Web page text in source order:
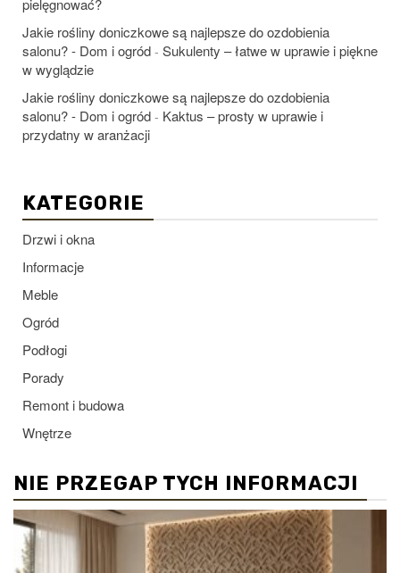
pielęgnować?
Jakie rośliny doniczkowe są najlepsze do ozdobienia
salonu? - Dom i ogród - Sukulenty – łatwe w uprawie i piękne
w wyglądzie
Jakie rośliny doniczkowe są najlepsze do ozdobienia
salonu? - Dom i ogród - Kaktus – prosty w uprawie i
przydatny w aranżacji
KATEGORIE
Drzwi i okna
Informacje
Meble
Ogród
Podłogi
Porady
Remont i budowa
Wnętrze
NIE PRZEGAP TYCH INFORMACJI